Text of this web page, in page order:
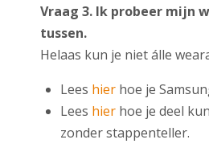
Vraag 3. Ik probeer mijn
tussen.
Helaas kun je niet álle
Lees hier hoe je
Lees hier hoe je deel
zonder stappenteller.